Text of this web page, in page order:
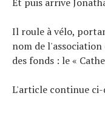
Il roule à vélo,
nom de
des fonds : le «
L'article continue ci-
Tendances
Tous nos articles